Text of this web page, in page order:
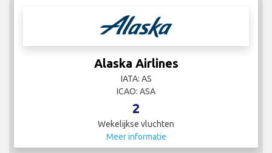
Alaska Airlines
IATA: AS
ICAO: ASA
2
Wekelijkse vluchten
Meer informatie